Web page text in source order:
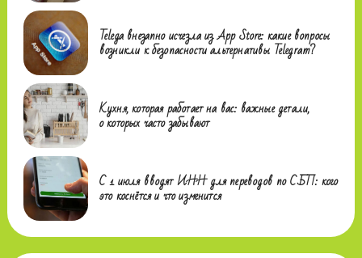
Telega внезапно исчезла из App Store: какие вопросы
возникли к безопасности альтернативы Telegram?
Кухня, которая работает на вас: важные детали,
о которых часто забывают
С 1 июля вводят ИНН для переводов по СБП: кого
это коснётся и что изменится